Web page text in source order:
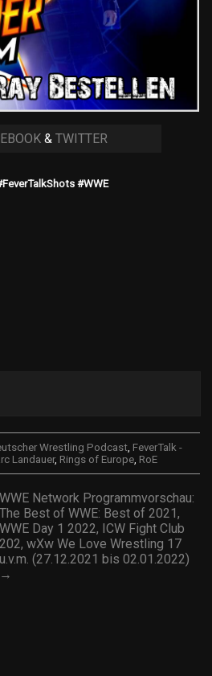
& TWITTER
#WWE
Wrestling Podcast FeverTalk -
Landauer, Rings of Europe RoE
WWE Network Programmvorschau:
The Best of WWE: Best of 2021,
WWE Day 1 2022, ICW Fight Club
202, wXw We Love Wrestling 17
u.v.m. (27.12.2021 bis 02.01.2022)
→